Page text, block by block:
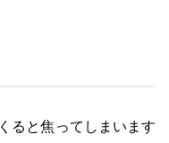
ると焦ってしまいます